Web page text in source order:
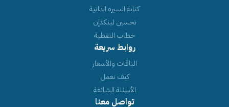
كتابة السيرة الذاتية
تحسين لينكدإن
خطاب التغطية
روابط سريعة
الباقات والأسعار
كيف نعمل
الأسئلة الشائعة
تواصل معنا